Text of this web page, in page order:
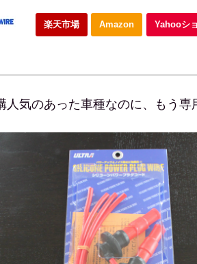
楽天市場 Amazon Yahooシ
人気のあった車種なのに、もう専